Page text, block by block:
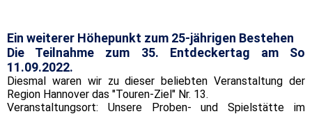
Ein weiterer Höhepunkt zum 25-jährigen Bestehen
Die Teilnahme zum 35. Entdeckertag am So
11.09.2022.
Diesmal waren wir zu dieser beliebten Veranstaltung der
Region Hannover das "Touren-Ziel" Nr. 13.
Veranstaltungsort: Unsere Proben- und Spielstätte im